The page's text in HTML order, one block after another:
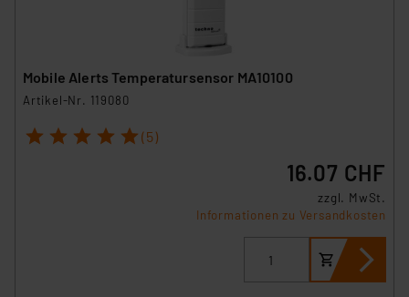
Mobile Alerts Temperatursensor MA10100
Artikel-Nr. 119080
1 2 3 4 5 (5)
16.07 CHF
zzgl. MwSt.
Informationen zu Versandkosten